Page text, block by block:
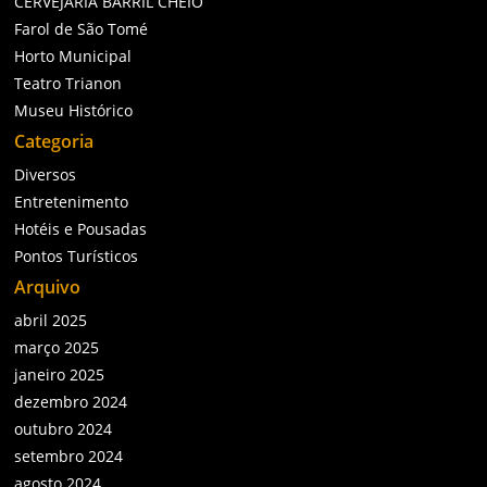
Farol de São Tomé
Horto Municipal
Teatro Trianon
Museu Histórico
Categoria
Diversos
Entretenimento
Hotéis e Pousadas
Pontos Turísticos
Arquivo
abril 2025
março 2025
janeiro 2025
dezembro 2024
outubro 2024
setembro 2024